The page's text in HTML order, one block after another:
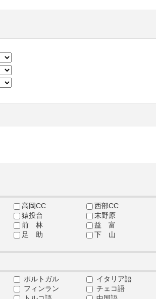
高岡CC
西部CC
猿投台
末野原
前 林
益 富
足 助
下 山
ポルトガル
イタリア語
フィンラン
チェコ語